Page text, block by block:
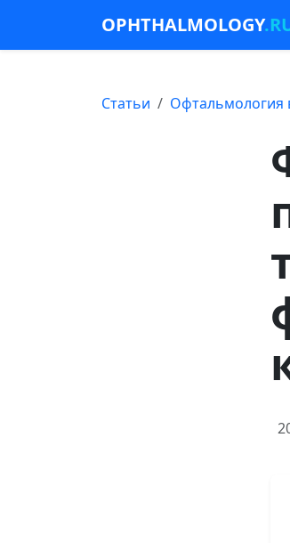
OPHTHALMOLOGY
Статьи Офтальмология